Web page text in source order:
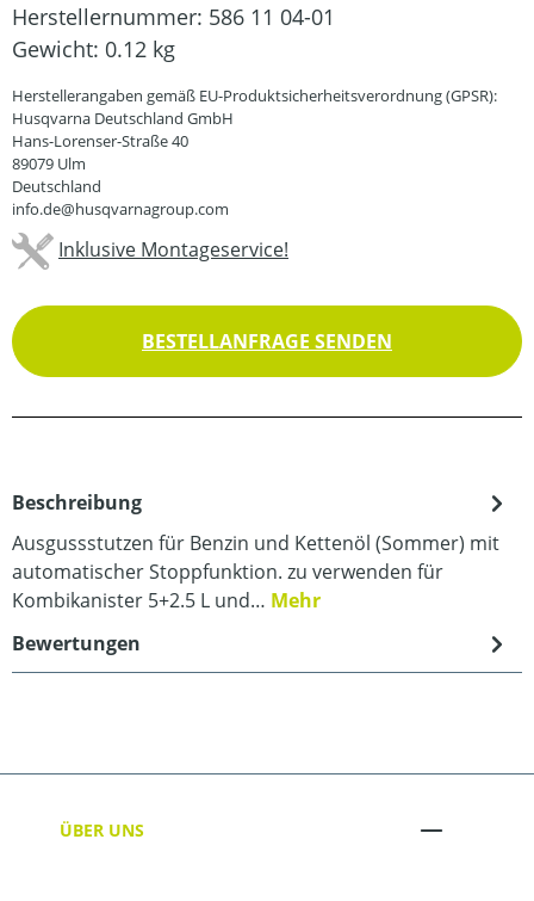
Herstellernummer: 586 11 04-01
Gewicht: 0.12 kg
Herstellerangaben gemäß EU-Produktsicherheitsverordnung (GPSR):
Husqvarna Deutschland GmbH
Hans-Lorenser-Straße 40
89079 Ulm
Deutschland
info.de@husqvarnagroup.com
Inklusive Montageservice!
BESTELLANFRAGE SENDEN
Beschreibung
Ausgussstutzen für Benzin und Kettenöl (Sommer) mit
automatischer Stoppfunktion. zu verwenden für
Kombikanister 5+2.5 L und… Mehr
Bewertungen
ÜBER UNS